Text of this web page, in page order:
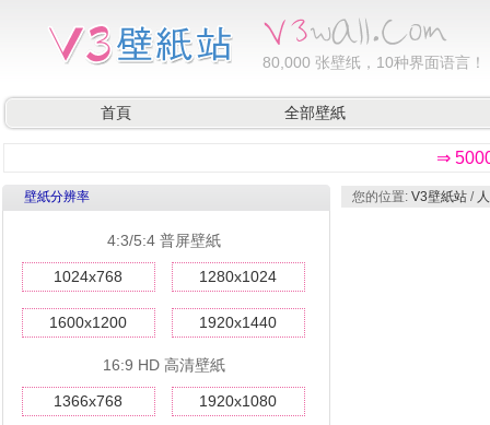
80,000 张壁纸，10种界面语言！
首頁 全部壁紙
⇒
壁紙分辨率
4:3/5:4 普屏壁紙
1024x768 1280x1024
1600x1200 1920x1440
16:9 HD 高清壁紙
1366x768 1920x1080
您的位置: V3壁紙站 /